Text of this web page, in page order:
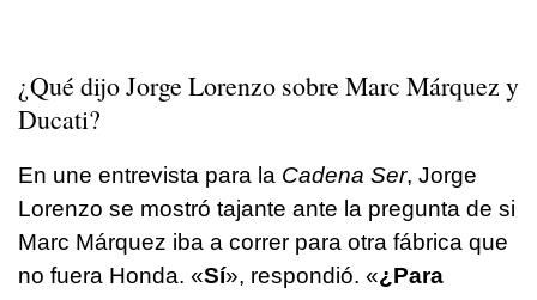
¿Qué dijo Jorge Lorenzo sobre Marc Márquez y
Ducati?
En une entrevista para la Cadena Ser, Jorge
Lorenzo se mostró tajante ante la pregunta de si
Marc Márquez iba a correr para otra fábrica que
no fuera Honda. «Sí», respondió. «¿Para